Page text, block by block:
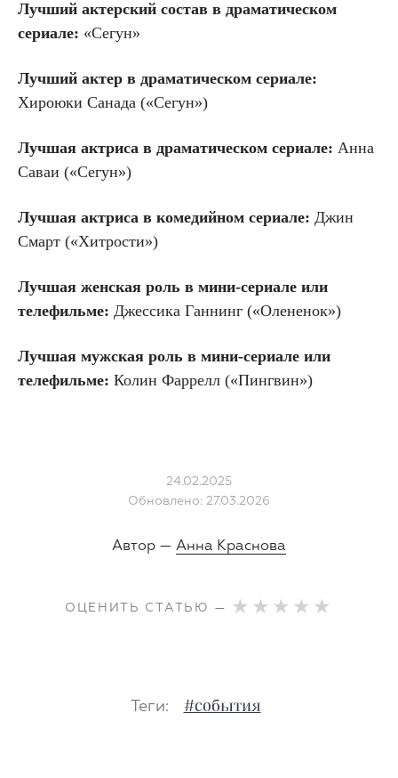
Лучший актерский состав в драматическом
сериале: «Сегун»
Лучший актер в драматическом сериале:
Хироюки Санада («Сегун»)
Лучшая актриса в драматическом сериале: Анна
Саваи («Сегун»)
Лучшая актриса в комедийном сериале: Джин
Смарт («Хитрости»)
Лучшая женская роль в мини-сериале или
телефильме: Джессика Ганнинг («Олененок»)
Лучшая мужская роль в мини-сериале или
телефильме: Колин Фаррелл («Пингвин»)
24.02.2025
Обновлено: 27.03.2026
Автор — Анна Краснова
ОЦЕНИТЬ СТАТЬЮ —
Теги: #события